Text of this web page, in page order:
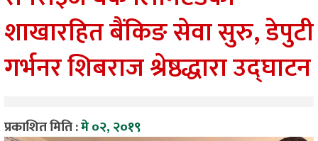
शाखारहित बैंकिङ सेवा सुरु, डेपुटी
गर्भनर शिबराज श्रेष्ठद्धारा उद्घाटन
प्रकाशित मिति :मे ०२, २०१९